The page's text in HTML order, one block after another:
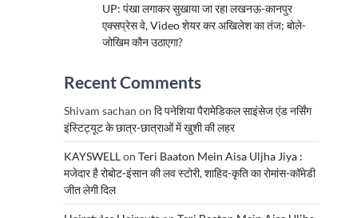
UP: पंखा लगाकर सुखाया जा रहा लखनऊ-कानपुर
एक्सप्रेस वे, Video शेयर कर अखिलेश का तंज; बोले-
जोखिम कौन उठाएगा?
Recent Comments
Shivam sachan on दि पनेशिया पैरामेडिकल साइंसेज एंड नर्सिंग
इंस्टिट्यूट के छात्र-छात्राओं में खुशी की लहर
KAYSWELLon Teri Baaton Mein Aisa Uljha Jiya :
मजेदार है रोबोट-इंसान की लव स्टोरी, शाहिद-कृति का रोमांस-कॉमेडी
जीत लेगी दिल